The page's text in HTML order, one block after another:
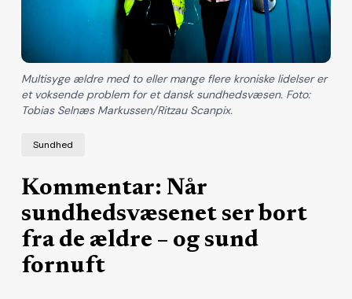
Sundhed
Kommentar: Når
sundhedsvæsenet ser bort
fra de ældre – og sund
fornuft
Multisyge ældre med to eller mange flere kroniske lidelser er
et voksende problem for et dansk sundhedsvæsen. Foto:
Tobias Selnæs Markussen/Ritzau Scanpix.